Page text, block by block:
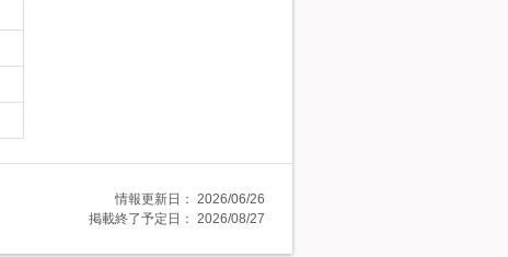
情報更新日： 2026/06/26
掲載終了予定日： 2026/08/27